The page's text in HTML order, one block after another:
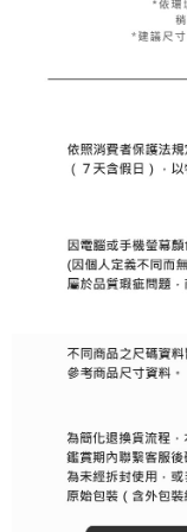
請求用戶進行身份認證。
５．嚴禁一人註冊多個